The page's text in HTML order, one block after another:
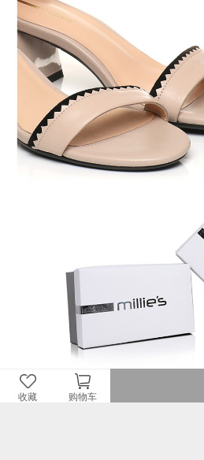
收藏 购物车